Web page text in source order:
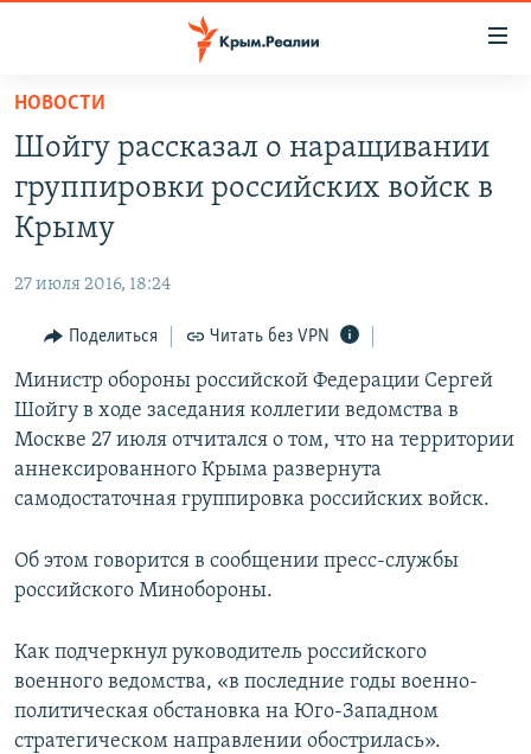
Вернуться
основному
содержанию
Вернутся
главной
Вернутся
поиску
СПЕЦПРОЕКТЫ
11 ЛЕТ ОККУПАЦИИ КРЫМА. 11 ИСТОРИЙ СОПРОТИВЛЕНИЯ
ВОДА
ЕЩЕ
ИНТЕРАКТИВ
ИНФОГРАФИКА
ТЕЛЕПРОЕКТ КРЫМ.РЕАЛИИ
СОВЕТЫ ПРАВОЗАЩИТНИКОВ
ПРОПАВШИЕ БЕЗ ВЕСТИ
ПОБЕДИТЕЛЕЙ НЕ СУДЯТ?
КРЫМ.НЕПОКОРЕННЫЙ
УКРАИНСКАЯ ПРОБЛЕМА КРЫМА
РАДІО СВОБОДА
КАК ОБОЙТИ БЛОКИРОВКУ
Українською
Qırımtatar
ПРИСОЕДИНЯЙТЕСЬ!
Все сайты RFE/RL
НОВОСТИ
Шойгу рассказал о наращивании
группировки российских войск в
Крыму
27 июля 2016, 18:24
Поделиться Читать без VPN
Министр обороны российской Федерации Сергей
Шойгу в ходе заседания коллегии ведомства в
Москве 27 июля отчитался о том, что на территории
аннексированного Крыма развернута
самодостаточная группировка российских войск.
Об этом говорится в сообщении пресс-службы
российского Минобороны.
Как подчеркнул руководитель российского
военного ведомства, «в последние годы военно-
политическая обстановка на Юго-Западном
стратегическом направлении обострилась».